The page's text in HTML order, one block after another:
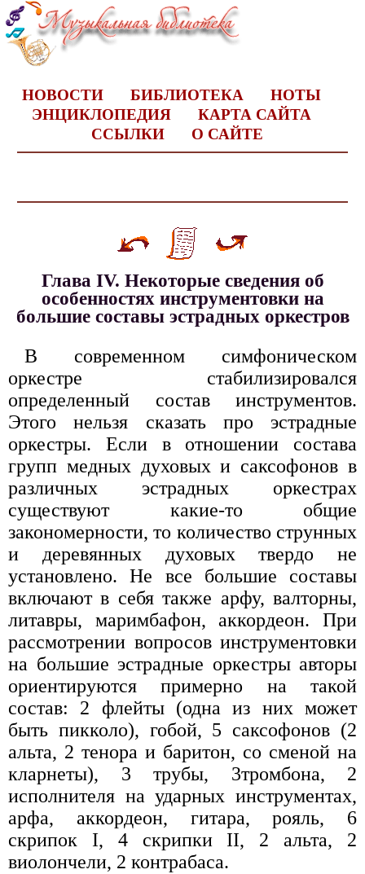
НОВОСТИ БИБЛИОТЕКА
НОТЫ
ЭНЦИКЛОПЕДИЯ
КАРТА САЙТА
ССЫЛКИ
О САЙТЕ
Глава IV. Некоторые сведения об
особенностях инструментовки на
большие составы эстрадных оркестров
В современном симфоническом
оркестре стабилизировался
определенный состав инструментов.
Этого нельзя сказать про эстрадные
оркестры. Если в отношении состава
групп медных духовых и саксофонов в
различных эстрадных оркестрах
существуют какие-то общие
закономерности, то количество струнных
и деревянных духовых твердо не
установлено. Не все большие составы
включают в себя также арфу, валторны,
литавры, маримбафон, аккордеон. При
рассмотрении вопросов инструментовки
на большие эстрадные оркестры авторы
ориентируются примерно на такой
состав: 2 флейты (одна из них может
быть пикколо), гобой, 5 саксофонов (2
альта, 2 тенора и баритон, со сменой на
кларнеты), 3 трубы, 3тромбона, 2
исполнителя на ударных инструментах,
арфа, аккордеон, гитара, рояль, 6
скрипок I, 4 скрипки II, 2 альта, 2
виолончели, 2 контрабаса.